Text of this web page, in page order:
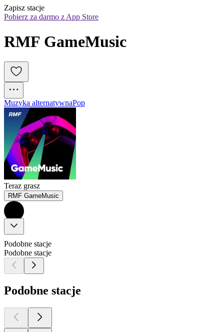
Zapisz stacje
Pobierz za darmo z App Store
RMF GameMusic
Muzyka alternatywnaPop
Teraz grasz
RMF GameMusic
Podobne stacje
Podobne stacje
Podobne stacje